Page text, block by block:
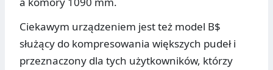
Ciekawym urządzeniem jest też model B$
służący do kompresowania większych pudeł i
przeznaczony dla tych użytkowników, którzy